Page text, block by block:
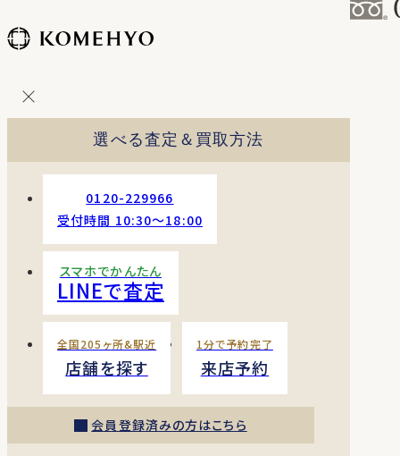
ン
選べる査定＆買取方法
0120-229966
受付時間 10:30〜18:00
スマホでかんたん
LINEで査定
全国205ヶ所&駅近
店舗を探す
1分で予約完了
来店予約
会員登録済みの方はこちら